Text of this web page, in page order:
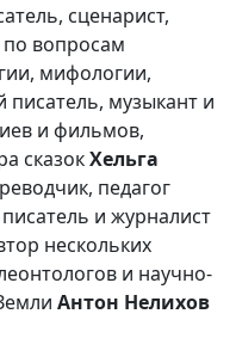
сценарист,
вопросам
мифологии,
писатель, музыкант и
и фильмов,
сказокХельга
педагог
писатель и журналист
нескольких
и научно-
Антон Нелихов